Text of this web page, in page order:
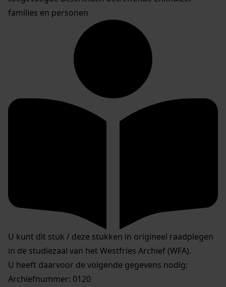
families en personen
U kunt dit stuk / deze stukken in origineel raadplegen
in de studiezaal van het Westfries Archief (WFA).
U heeft daarvoor de volgende gegevens nodig:
Archiefnummer: 0120